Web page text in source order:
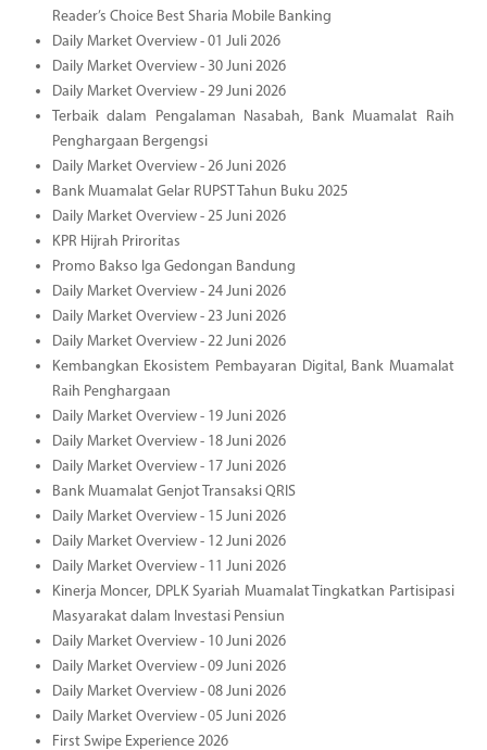
Reader’s Choice Best Sharia Mobile Banking
Daily Market Overview - 01 Juli 2026
Daily Market Overview - 30 Juni 2026
Daily Market Overview - 29 Juni 2026
Terbaik dalam Pengalaman Nasabah, Bank Muamalat Raih
Penghargaan Bergengsi
Daily Market Overview - 26 Juni 2026
Bank Muamalat Gelar RUPST Tahun Buku 2025
Daily Market Overview - 25 Juni 2026
KPR Hijrah Priroritas
Promo Bakso Iga Gedongan Bandung
Daily Market Overview - 24 Juni 2026
Daily Market Overview - 23 Juni 2026
Daily Market Overview - 22 Juni 2026
Kembangkan Ekosistem Pembayaran Digital, Bank Muamalat
Raih Penghargaan
Daily Market Overview - 19 Juni 2026
Daily Market Overview - 18 Juni 2026
Daily Market Overview - 17 Juni 2026
Bank Muamalat Genjot Transaksi QRIS
Daily Market Overview - 15 Juni 2026
Daily Market Overview - 12 Juni 2026
Daily Market Overview - 11 Juni 2026
Kinerja Moncer, DPLK Syariah Muamalat Tingkatkan Partisipasi
Masyarakat dalam Investasi Pensiun
Daily Market Overview - 10 Juni 2026
Daily Market Overview - 09 Juni 2026
Daily Market Overview - 08 Juni 2026
Daily Market Overview - 05 Juni 2026
First Swipe Experience 2026